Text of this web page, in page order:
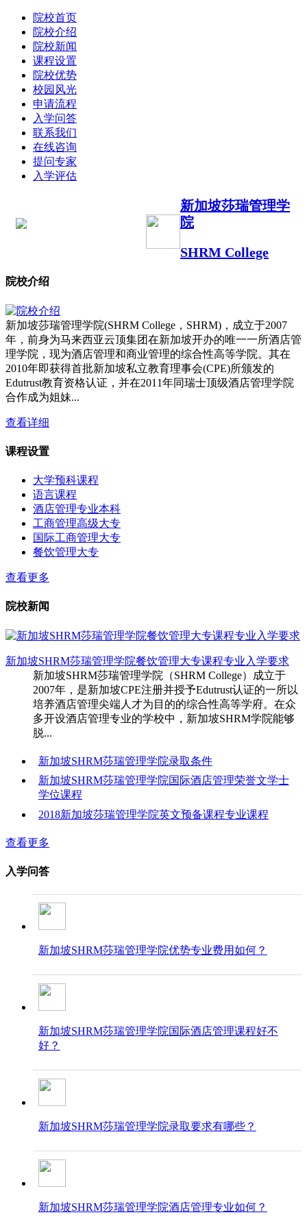
院校首页
院校介绍
院校新闻
课程设置
院校优势
校园风光
申请流程
入学问答
联系我们
在线咨询
提问专家
入学评估
新加坡莎瑞管理学
院
SHRM College
院校介绍
新加坡莎瑞管理学院(SHRM College，SHRM)，成立于2007
年，前身为马来西亚云顶集团在新加坡开办的唯一一所酒店管
理学院，现为酒店管理和商业管理的综合性高等学院。其在
2010年即获得首批新加坡私立教育理事会(CPE)所颁发的
Edutrust教育资格认证，并在2011年同瑞士顶级酒店管理学院
合作成为姐妹...
查看详细
课程设置
大学预科课程
语言课程
酒店管理专业本科
工商管理高级大专
国际工商管理大专
餐饮管理大专
查看更多
院校新闻
新加坡SHRM莎瑞管理学院餐饮管理大专课程专业入学要求
新加坡SHRM莎瑞管理学院（SHRM College）成立于
2007年，是新加坡CPE注册并授予Edutrust认证的一所以
培养酒店管理尖端人才为目的的综合性高等学府。在众
多开设酒店管理专业的学校中，新加坡SHRM学院能够
脱...
新加坡SHRM莎瑞管理学院录取条件
新加坡SHRM莎瑞管理学院国际酒店管理荣誉文学士
学位课程
2018新加坡莎瑞管理学院英文预备课程专业课程
查看更多
入学问答
新加坡SHRM莎瑞管理学院优势专业费用如何？
新加坡SHRM莎瑞管理学院国际酒店管理课程好不
好？
新加坡SHRM莎瑞管理学院录取要求​​​​​​​有哪些？
新加坡SHRM莎瑞管理学院酒店管理专业如何？